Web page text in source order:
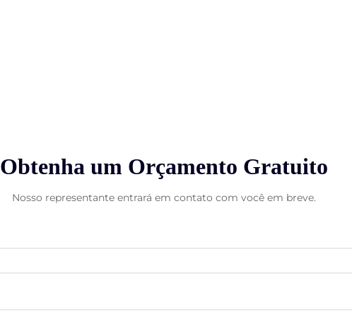
Obtenha um Orçamento Gratuito
Nosso representante entrará em contato com você em breve.